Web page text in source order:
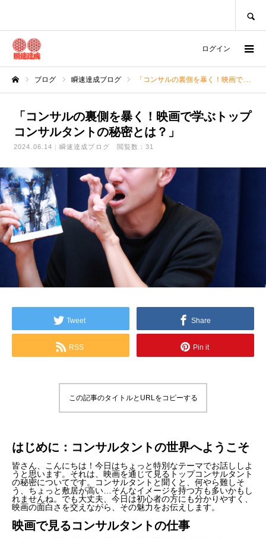
ログイン
ブログ 瞬速達成ブログ 「コンサルの裏側を暴く！映画で学ぶトップコンサルタントの秘密とは？」
「コンサルの裏側を暴く！映画で学ぶトップ
コンサルタントの秘密とは？」
2024.06.14 瞬速達成ブログ 閲覧数：31
Tweet Share
RSS Pin it
この記事のタイトルとURLをコピーする
はじめに：コンサルタントの世界へようこそ
皆さん、こんにちは！今日はちょっと特別なテーマでお話ししよ
うと思います。それは、映画を通じて見るトップコンサルタント
の秘密についてです。コンサルタントと聞くと、何やら難しそ
う、ちょっと敷居が高い…そんなイメージを持つ方も多いかもし
れませんね。でも大丈夫、今日は初心者の方にも分かりやすく、
映画の面白さを交えながら、その魅力をお伝えします。
映画で見るコンサルタントの仕事